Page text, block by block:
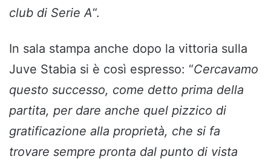
club di Serie A“.
In sala stampa anche dopo la vittoria sulla
Juve Stabia si è così espresso: “Cercavamo
questo successo, come detto prima della
partita, per dare anche quel pizzico di
gratificazione alla proprietà, che si fa
trovare sempre pronta dal punto di vista